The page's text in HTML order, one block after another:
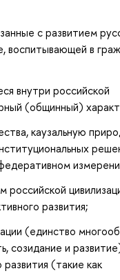
с развитием
воспитывающей в
внутри российской
(общинный)
каузальную
развития;
(единство
созидание и
(такие как